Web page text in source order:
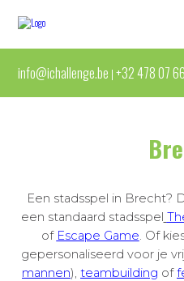
info@ichallenge.be |+32 478 07
Een stadsspel in Brecht?
een standaard stadsspel
of Escape Game. Of
gepersonaliseerd voor je
mannen), teambuilding of